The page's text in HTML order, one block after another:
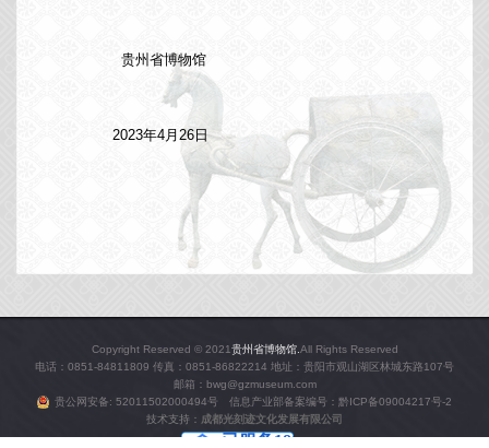
贵州省博物馆
2023年4月26日
Copyright Reserved © 2021贵州省博物馆. All Rights Reserved
电话：0851-84811809 传真：0851-86822214 地址：贵阳市观山湖区林城东路107号
邮箱：bwg@gzmuseum.com
贵公网安备: 52011502000494号 信息产业部备案编号： 黔ICP备09004217号-2
技术支持： 成都光刻迹文化发展有限公司